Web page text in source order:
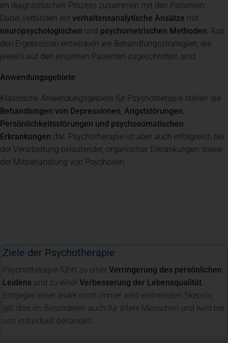
Spenden + Helfen
Veranstaltungen
Spenden+ Helfen
im diagnostischen Prozess zusammen mit den Patienten.
Dabei verbinden wir verhaltensanalytische Ansätze mit
neuropsychologischen und psychometrischen Methoden. Aus
den Ergebnissen entwickeln wir Behandlungsstrategien, die
jeweils auf den einzelnen Patienten zugeschnitten sind.
Anwendungsgebiete
Klassische Anwendungsgebiete für Psychotherapie stellen die
Behandlungen von Depressionen, Angststörungen,
Persönlichkeitsstörungen und psychosomatischen
Erkrankungen dar. Psychotherapie ist aber auch erfolgreich bei
der Verarbeitung belastender, organischer Erkrankungen sowie
der Mitbehandlung von Psychosen.
Ziele der Psychotherapie
Psychotherapie führt zu einer Verringerung des persönlichen
Leidens und zu einer Verbesserung der Lebensqualität.
Entgegen einer leider noch immer weit verbreiteten Skepsis,
gilt dies im Besonderen auch für ältere Menschen und wird bei
uns individuell behandelt.